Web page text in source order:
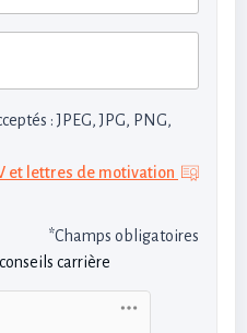
: JPEG, JPG, PNG,
et lettres de motivation
*Champs obligatoires
carrière